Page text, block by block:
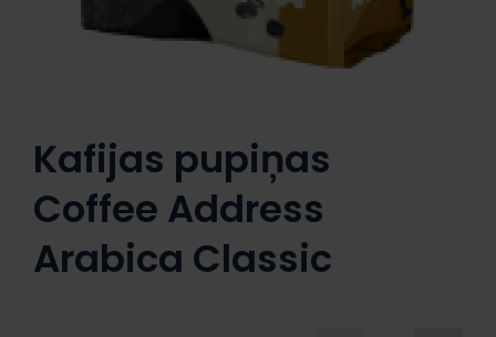
Kafijas pupiņas
Coffee Address
Arabica Classic